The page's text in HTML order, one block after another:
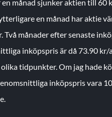
en månad sjunker aktien till 60
en månad har aktie
Två månader efter senaste
inköpspris är då 73.90 kr/
tidpunkter. Om jag hade
inköpspris vara